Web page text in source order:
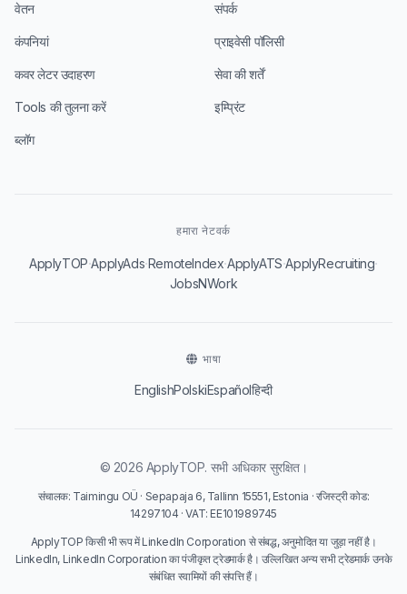
वेतन
कंपनियां
कवर लेटर उदाहरण
Tools की तुलना करें
ब्लॉग
संपर्क
प्राइवेसी पॉलिसी
सेवा की शर्तें
इम्प्रिंट
हमारा नेटवर्क
ApplyTOP·ApplyAds·RemoteIndex·ApplyATS·ApplyRecruiting·
JobsNWork
भाषा
EnglishPolskiEspañolहिन्दी
© 2026 ApplyTOP. सभी अधिकार सुरक्षित।
संचालक: Taimingu OÜ · Sepapaja 6, Tallinn 15551, Estonia · रजिस्ट्री कोड:
14297104 · VAT: EE101989745
ApplyTOP किसी भी रूप में LinkedIn Corporation से संबद्ध, अनुमोदित या जुड़ा नहीं है।
LinkedIn, LinkedIn Corporation का पंजीकृत ट्रेडमार्क है। उल्लिखित अन्य सभी ट्रेडमार्क उनके
संबंधित स्वामियों की संपत्ति हैं।